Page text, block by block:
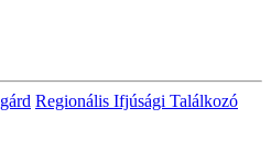
Regionális Ifjúsági Találkozó